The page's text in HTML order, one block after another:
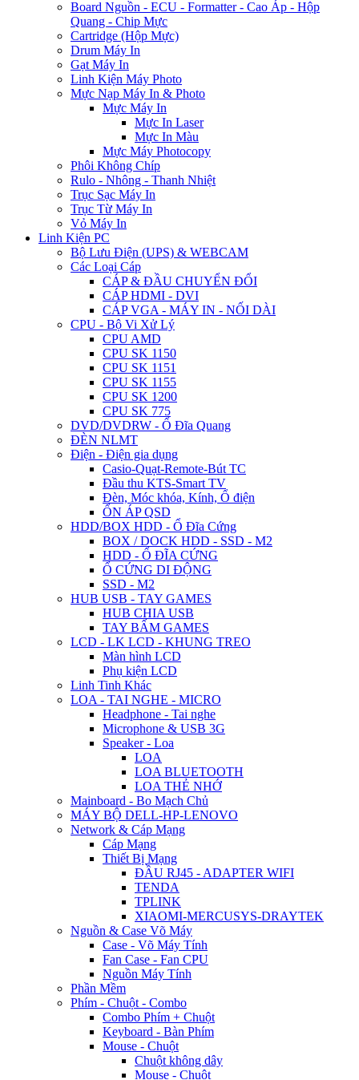
Board Nguồn - ECU - Formatter - Cao Áp - Hộp
Quang - Chip Mực
Cartridge (Hộp Mực)
Drum Máy In
Gạt Máy In
Linh Kiện Máy Photo
Mực Nạp Máy In & Photo
Mực Máy In
Mực In Laser
Mực In Màu
Mực Máy Photocopy
Phôi Không Chíp
Rulo - Nhông - Thanh Nhiệt
Trục Sạc Máy In
Trục Từ Máy In
Vỏ Máy In
Linh Kiện PC
Bộ Lưu Điện (UPS) & WEBCAM
Các Loại Cáp
CÁP & ĐẦU CHUYỂN ĐỔI
CÁP HDMI - DVI
CÁP VGA - MÁY IN - NỐI DÀI
CPU - Bộ Vi Xử Lý
CPU AMD
CPU SK 1150
CPU SK 1151
CPU SK 1155
CPU SK 1200
CPU SK 775
DVD/DVDRW - Ổ Đĩa Quang
ĐÈN NLMT
Điện - Điện gia dụng
Casio-Quạt-Remote-Bút TC
Đầu thu KTS-Smart TV
Đèn, Móc khóa, Kính, Ổ điện
ỔN ÁP QSD
HDD/BOX HDD - Ổ Đĩa Cứng
BOX / DOCK HDD - SSD - M2
HDD - Ổ ĐĨA CỨNG
Ổ CỨNG DI ĐỘNG
SSD - M2
HUB USB - TAY GAMES
HUB CHIA USB
TAY BẤM GAMES
LCD - LK LCD - KHUNG TREO
Màn hình LCD
Phụ kiện LCD
Linh Tinh Khác
LOA - TAI NGHE - MICRO
Headphone - Tai nghe
Microphone & USB 3G
Speaker - Loa
LOA
LOA BLUETOOTH
LOA THẺ NHỚ
Mainboard - Bo Mạch Chủ
MÁY BỘ DELL-HP-LENOVO
Network & Cáp Mạng
Cáp Mạng
Thiết Bị Mạng
ĐẦU RJ45 - ADAPTER WIFI
TENDA
TPLINK
XIAOMI-MERCUSYS-DRAYTEK
Nguồn & Case Võ Máy
Case - Võ Máy Tính
Fan Case - Fan CPU
Nguồn Máy Tính
Phần Mềm
Phím - Chuột - Combo
Combo Phím + Chuột
Keyboard - Bàn Phím
Mouse - Chuột
Chuột không dây
Mouse - Chuột